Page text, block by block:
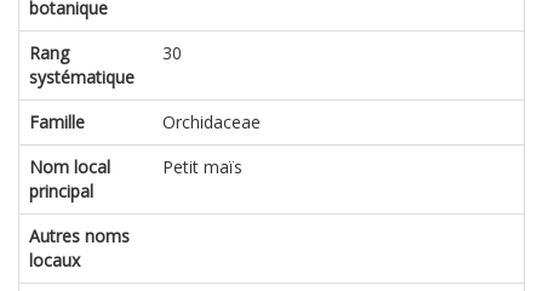
botanique
Rang
systématique
30
Famille
Orchidaceae
Nom local
principal
Petit maïs
Autres noms
locaux